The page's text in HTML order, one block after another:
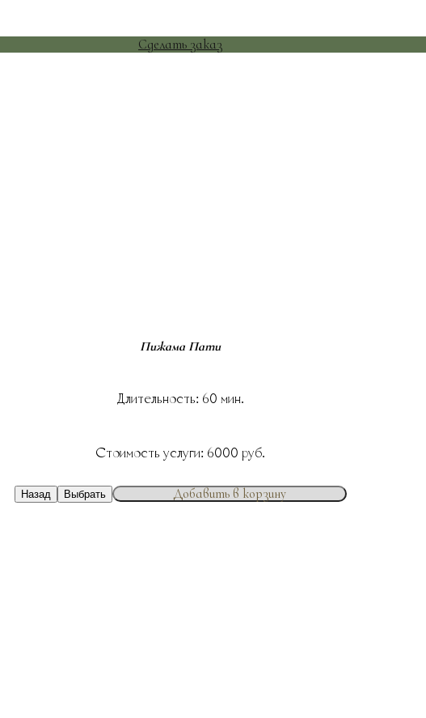
Сделать заказ
Пижама Пати
Длительность: 60 мин.
Стоимость услуги: 6000 руб.
Назад Выбрать Добавить в корзину